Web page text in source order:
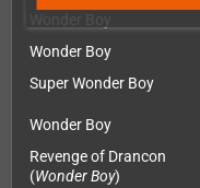
Wonder Boy
Super Wonder Boy
Wonder Boy
Revenge of Drancon
(Wonder Boy)